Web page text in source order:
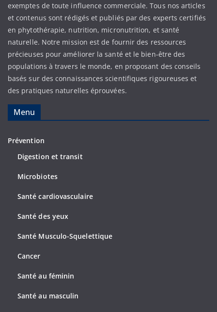
exemptes de toute influence commerciale. Tous nos articles
et contenus sont rédigés et publiés par des experts certifiés
en phytothérapie, nutrition, micronutrition, et santé
naturelle. Notre mission est de fournir des ressources
précieuses pour améliorer la santé et le bien-être des
populations à travers le monde, en proposant des conseils
basés sur des connaissances scientifiques rigoureuses et
des pratiques naturelles éprouvées.
Menu
Prévention
Digestion et transit
Microbiotes
Santé cardiovasculaire
Santé des yeux
Santé Musculo-Squelettique
Cancer
Santé au féminin
Santé au masculin